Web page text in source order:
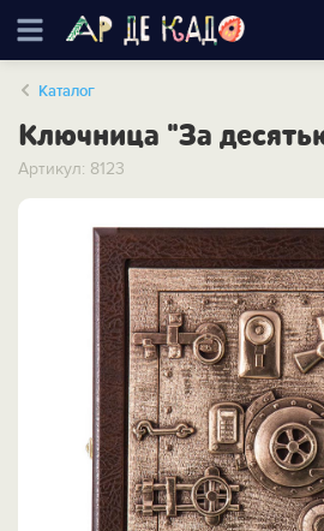
Каталог
Ключница "За
Артикул: 8123